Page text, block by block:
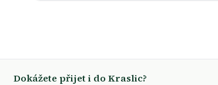
Dokážete přijet i do Kraslic?